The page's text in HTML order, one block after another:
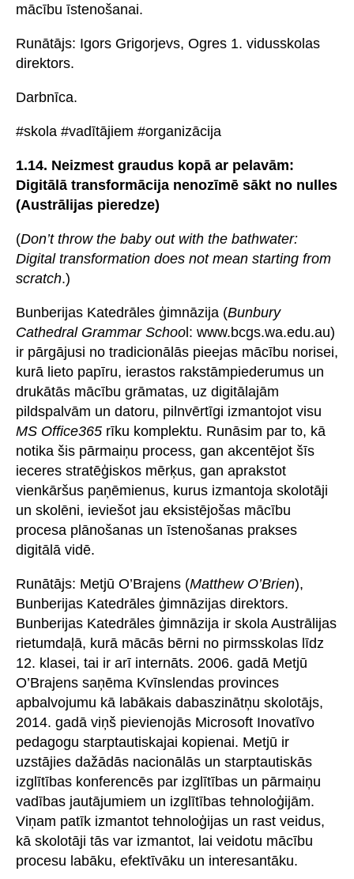
mācību īstenošanai.
Runātājs: Igors Grigorjevs, Ogres 1. vidusskolas
direktors.
Darbnīca.
#skola #vadītājiem #organizācija
1.14. Neizmest graudus kopā ar pelavām:
Digitālā transformācija nenozīmē sākt no nulles
(Austrālijas pieredze)
(Don’t throw the baby out with the bathwater:
Digital transformation does not mean starting from
scratch.)
Bunberijas Katedrāles ģimnāzija (Bunbury
Cathedral Grammar School: www.bcgs.wa.edu.au)
ir pārgājusi no tradicionālās pieejas mācību norisei,
kurā lieto papīru, ierastos rakstāmpiederumus un
drukātās mācību grāmatas, uz digitālajām
pildspalvām un datoru, pilnvērtīgi izmantojot visu
MS Office365 rīku komplektu. Runāsim par to, kā
notika šis pārmaiņu process, gan akcentējot šīs
ieceres stratēģiskos mērķus, gan aprakstot
vienkāršus paņēmienus, kurus izmantoja skolotāji
un skolēni, ieviešot jau eksistējošas mācību
procesa plānošanas un īstenošanas prakses
digitālā vidē.
Runātājs: Metjū O’Brajens (Matthew O’Brien),
Bunberijas Katedrāles ģimnāzijas direktors.
Bunberijas Katedrāles ģimnāzija ir skola Austrālijas
rietumdaļā, kurā mācās bērni no pirmsskolas līdz
12. klasei, tai ir arī internāts. 2006. gadā Metjū
O’Brajens saņēma Kvīnslendas provinces
apbalvojumu kā labākais dabaszinātņu skolotājs,
2014. gadā viņš pievienojās Microsoft Inovatīvo
pedagogu starptautiskajai kopienai. Metjū ir
uzstājies dažādās nacionālās un starptautiskās
izglītības konferencēs par izglītības un pārmaiņu
vadības jautājumiem un izglītības tehnoloģijām.
Viņam patīk izmantot tehnoloģijas un rast veidus,
kā skolotāji tās var izmantot, lai veidotu mācību
procesu labāku, efektīvāku un interesantāku.